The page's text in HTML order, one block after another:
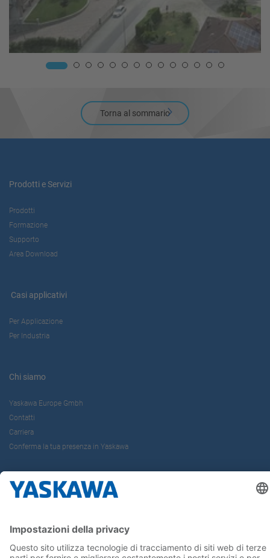
Torna al sommario
Prodotti e Servizi
Prodotti
Formazione
Supporto
Area Download
Casi applicativi
Per Applicazione
Per Industria
Chi siamo
Yaskawa Europe Gmbh
Contatti
Carriera
Conferma la tua presenza in Yaskawa